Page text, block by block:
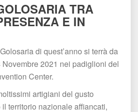
TRA
E IN
di quest’anno si terrà da
2021 nei padiglioni del
Center.
artigiani del gusto
territorio nazionale affiancati,